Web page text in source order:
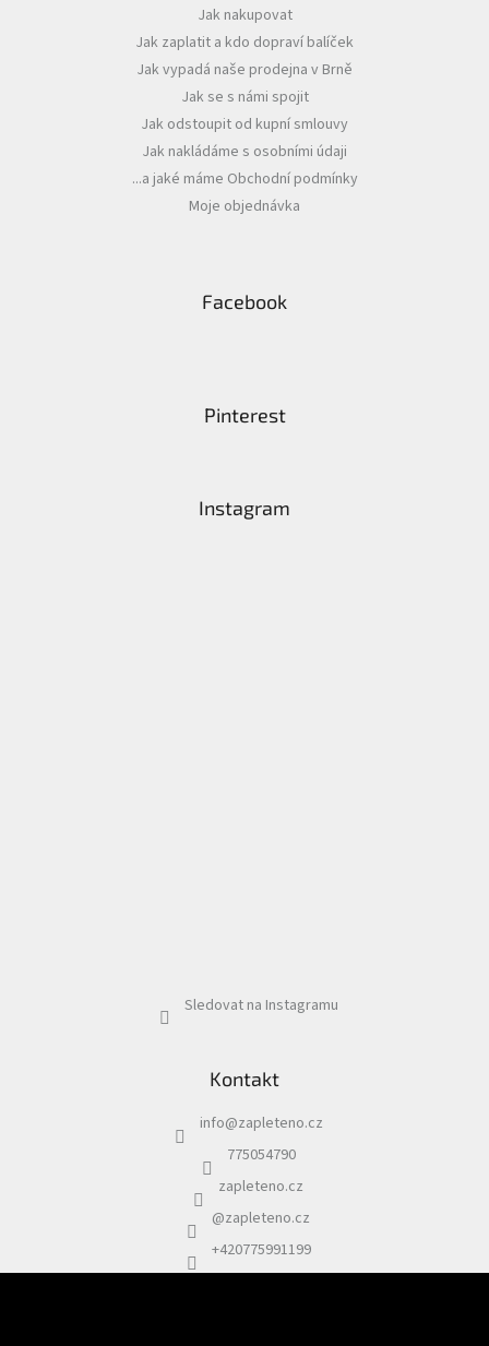
p
r
v
k
y
ý
p
i
u
Jak nakupovat
Jak zaplatit a kdo dopraví balíček
Jak vypadá naše prodejna v Brně
Jak se s námi spojit
Jak odstoupit od kupní smlouvy
Jak nakládáme s osobními údaji
...a jaké máme Obchodní podmínky
Moje objednávka
Facebook
Pinterest
Instagram
Sledovat na Instagramu
Kontakt
info@zapleteno.cz
775054790
zapleteno.cz
@zapleteno.cz
+420775991199